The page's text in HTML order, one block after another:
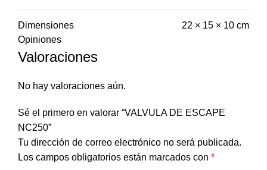
Dimensiones
22 × 15 × 10 cm
Opiniones
Valoraciones
No hay valoraciones aún.
Sé el primero en valorar “VALVULA DE ESCAPE
NC250”
Tu dirección de correo electrónico no será publicada.
Los campos obligatorios están marcados con *